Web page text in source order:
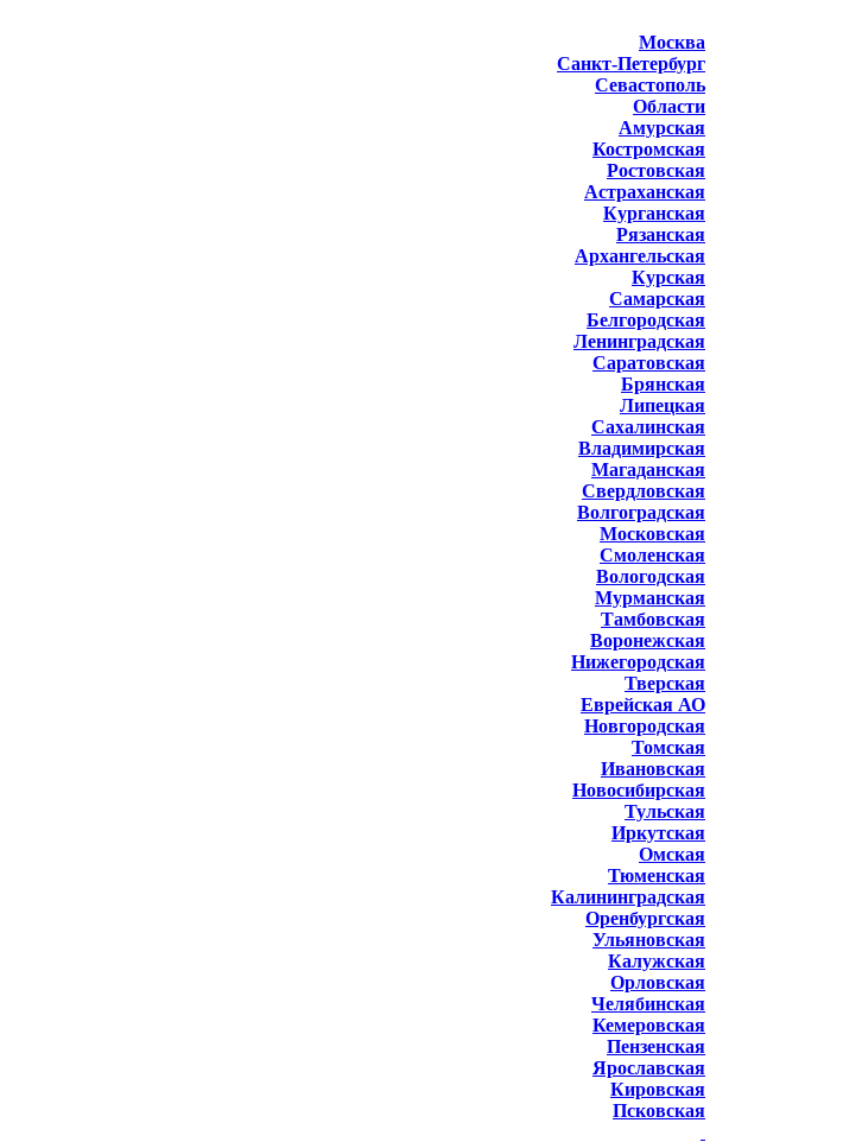
Москва
Санкт-Петербург
Севастополь
Области
Амурская
Костромская
Ростовская
Астраханская
Курганская
Рязанская
Архангельская
Курская
Самарская
Белгородская
Ленинградская
Саратовская
Брянская
Липецкая
Сахалинская
Владимирская
Магаданская
Свердловская
Волгоградская
Московская
Смоленская
Вологодская
Мурманская
Тамбовская
Воронежская
Нижегородская
Тверская
Еврейская АО
Новгородская
Томская
Ивановская
Новосибирская
Тульская
Иркутская
Омская
Тюменская
Калининградская
Оренбургская
Ульяновская
Калужская
Орловская
Челябинская
Кемеровская
Пензенская
Ярославская
Кировская
Псковская